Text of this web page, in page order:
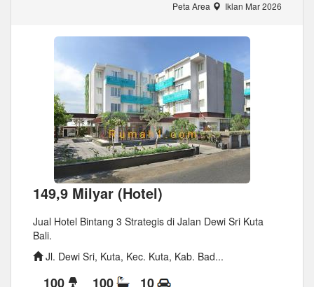
Peta Area Iklan Mar 2026
149,9 Milyar (Hotel)
Jual Hotel Bintang 3 Strategis di Jalan Dewi Sri Kuta
Bali.
Jl. Dewi Sri, Kuta, Kec. Kuta, Kab. Bad...
100 100 10